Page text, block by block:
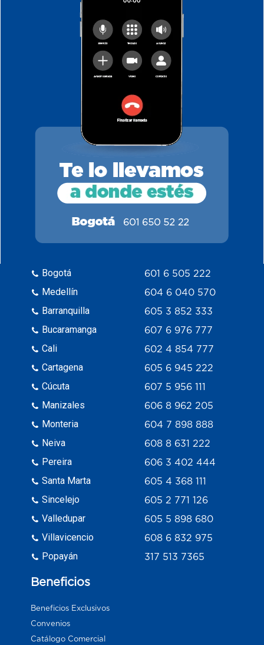
Bogotá
Medellín
Barranquilla
Bucaramanga
Cali
Cartagena
Cúcuta
Manizales
Monteria
Neiva
Pereira
Santa Marta
Sincelejo
Valledupar
Villavicencio
Popayán
601 6 505 222
604 6 040 570
605 3 852 333
607 6 976 777
602 4 854 777
605 6 945 222
607 5 956 111
606 8 962 205
604 7 898 888
608 8 631 222
606 3 402 444
605 4 368 111
605 2 771 126
605 5 898 680
608 6 832 975
317 513 7365
Beneficios
Beneficios Exclusivos
Convenios
Catálogo Comercial